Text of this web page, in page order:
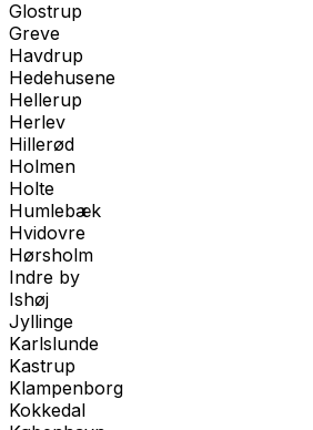
Glostrup
Greve
Havdrup
Hedehusene
Hellerup
Herlev
Hillerød
Holmen
Holte
Humlebæk
Hvidovre
Hørsholm
Indre by
Ishøj
Jyllinge
Karlslunde
Kastrup
Klampenborg
Kokkedal